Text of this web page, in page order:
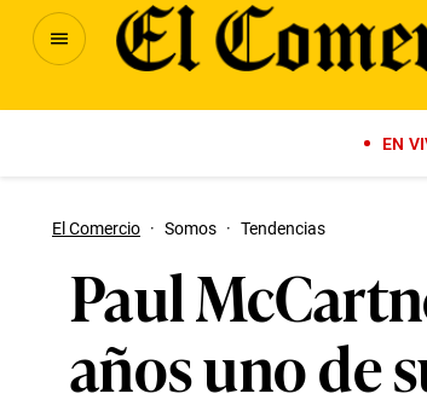
EN
El Comercio · Somos · Tendencias
Paul
años uno de